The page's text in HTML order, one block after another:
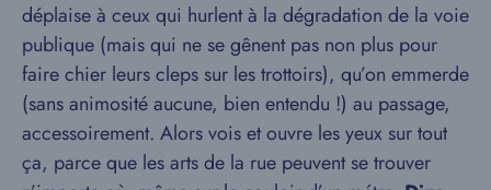
déplaise à ceux qui hurlent à la dégradation de la voie
publique (mais qui ne se gênent pas non plus pour
faire chier leurs cleps sur les trottoirs), qu’on emmerde
(sans animosité aucune, bien entendu !) au passage,
accessoirement. Alors vois et ouvre les yeux sur tout
ça, parce que les arts de la rue peuvent se trouver